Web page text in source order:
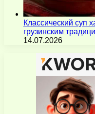
Классический суп
грузинским
14.07.2026